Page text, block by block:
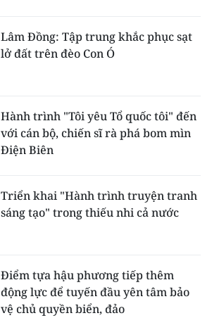
Lâm Đồng: Tập trung khắc phục sạt
lở đất trên đèo Con Ó
Hành trình "Tôi yêu Tổ quốc tôi" đến
với cán bộ, chiến sĩ rà phá bom mìn
Điện Biên
Triển khai "Hành trình truyện tranh
sáng tạo" trong thiếu nhi cả nước
Điểm tựa hậu phương tiếp thêm
động lực để tuyến đầu yên tâm bảo
vệ chủ quyền biển, đảo